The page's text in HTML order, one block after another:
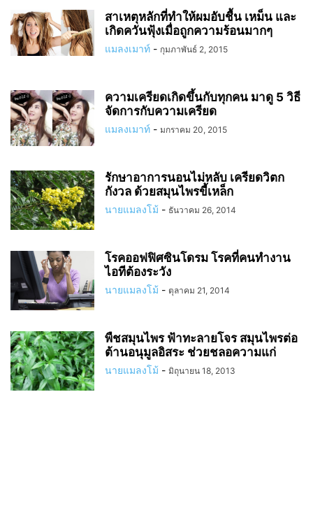
สาเหตุหลักที่ทำให้ผมอับชื้น เหม็น และ
เกิดควันฟุ้งเมื่อถูกความร้อนมากๆ
แมลงเมาท์ - กุมภาพันธ์ 2, 2015
ความเครียดเกิดขึ้นกับทุกคน มาดู 5 วิธี
จัดการกับความเครียด
แมลงเมาท์ - มกราคม 20, 2015
รักษาอาการนอนไม่หลับ เครียดวิตก
กังวล ด้วยสมุนไพรขี้เหล็ก
นายแมลงโม้ - ธันวาคม 26, 2014
โรคออฟฟิศซินโดรม โรคที่คนทำงาน
ไอทีต้องระวัง
นายแมลงโม้ - ตุลาคม 21, 2014
พืชสมุนไพร ฟ้าทะลายโจร สมุนไพรต่อ
ต้านอนุมูลอิสระ ช่วยชลอความแก่
นายแมลงโม้ - มิถุนายน 18, 2013